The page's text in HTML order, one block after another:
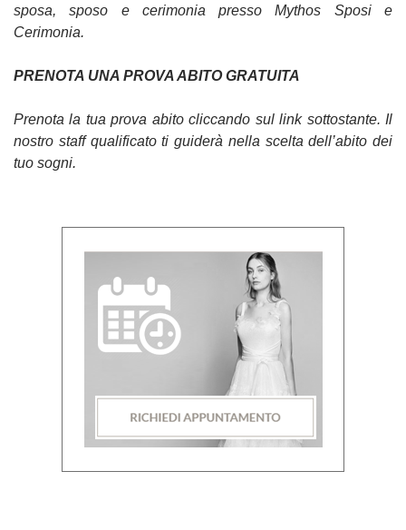
sposa, sposo e cerimonia presso Mythos Sposi e
Cerimonia.
PRENOTA UNA PROVA ABITO GRATUITA
Prenota la tua prova abito cliccando sul link sottostante. Il
nostro staff qualificato ti guiderà nella scelta dell’abito dei
tuo sogni.